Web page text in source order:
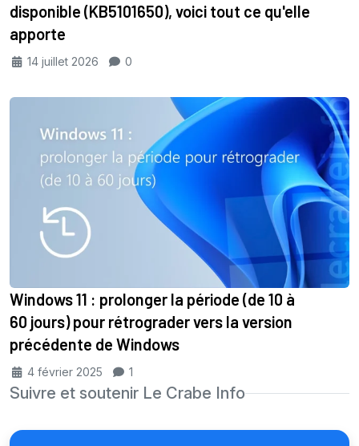
disponible (KB5101650), voici tout ce qu'elle
apporte
14 juillet 2026 0
Windows 11 : prolonger la période (de 10 à
60 jours) pour rétrograder vers la version
précédente de Windows
4 février 2025 1
Suivre et soutenir Le Crabe Info